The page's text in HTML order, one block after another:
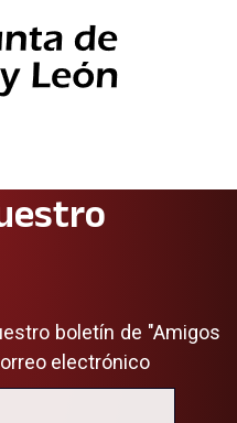
boletín de "Amigos
electrónico